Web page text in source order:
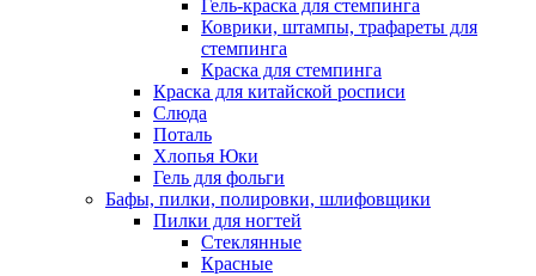
Гель-краска для стемпинга
Коврики, штампы, трафареты для
стемпинга
Краска для стемпинга
Краска для китайской росписи
Слюда
Поталь
Хлопья Юки
Гель для фольги
Бафы, пилки, полировки, шлифовщики
Пилки для ногтей
Стеклянные
Красные